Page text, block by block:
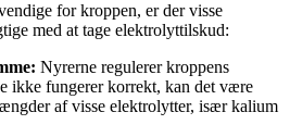
for kroppen, er der visse
med at tage elektrolyttilskud:
Nyrerne regulerer kroppens
ikke fungerer korrekt, kan det være
af visse elektrolytter, især kalium